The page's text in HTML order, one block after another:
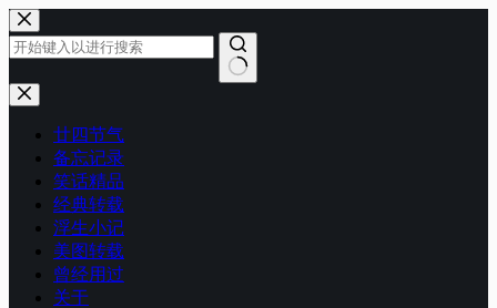
跳
至
内
容
无
廿四节气
备忘记录
笑话精品
经典转载
浮生小记
美图转载
曾经用过
关于